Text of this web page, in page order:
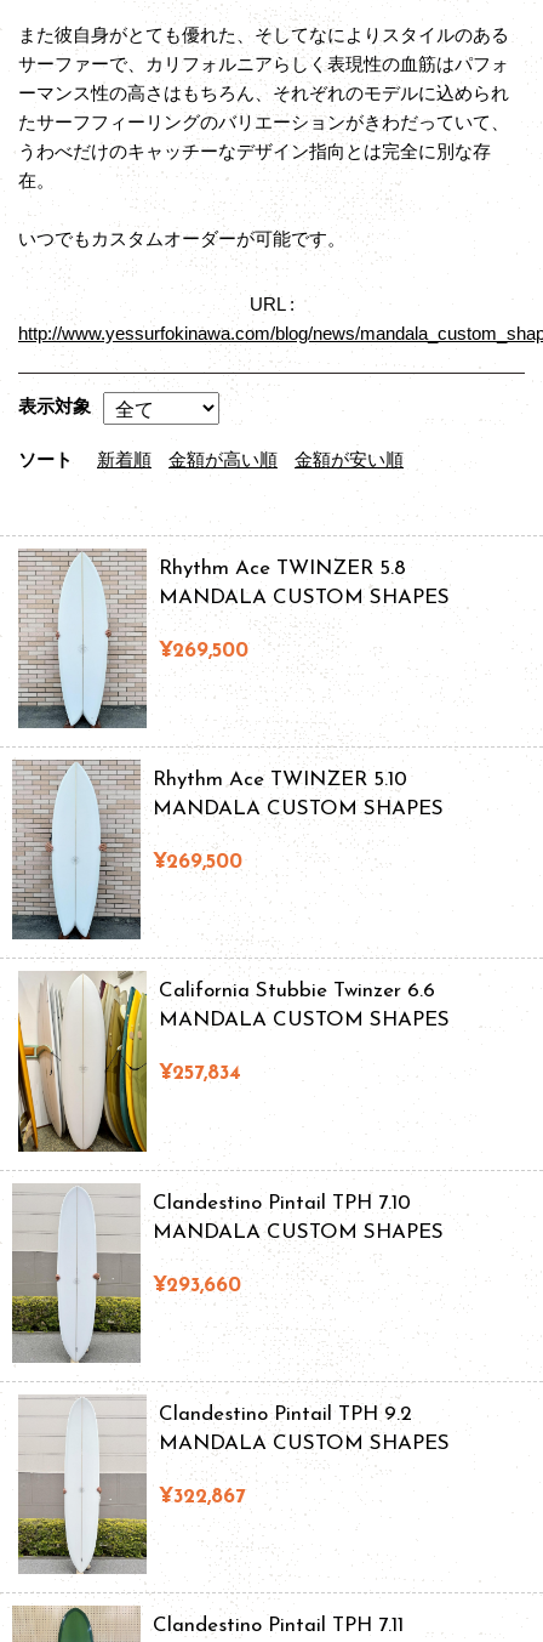
また彼自身がとても優れた、そしてなによりスタイルのある
サーファーで、カリフォルニアらしく表現性の血筋はパフォ
ーマンス性の高さはもちろん、それぞれのモデルに込められ
たサーフフィーリングのバリエーションがきわだっていて、
うわべだけのキャッチーなデザイン指向とは完全に別な存
在。
いつでもカスタムオーダーが可能です。
URL :
http://www.yessurfokinawa.com/blog/news/
表示対象
ソート 新着順 金額が高い順 金額が安い順
Rhythm Ace TWINZER 5.8
MANDALA CUSTOM SHAPES
¥269,500
Rhythm Ace TWINZER 5.10
MANDALA CUSTOM SHAPES
¥269,500
California Stubbie Twinzer 6.6
MANDALA CUSTOM SHAPES
¥257,834
Clandestino Pintail TPH 7.10
MANDALA CUSTOM SHAPES
¥293,660
Clandestino Pintail TPH 9.2
MANDALA CUSTOM SHAPES
¥322,867
Clandestino Pintail TPH 7.11